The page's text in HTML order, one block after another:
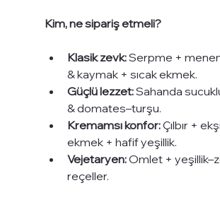
Kim, ne sipariş etmeli?
Klasik zevk: Serpme +
& kaymak + sıcak ekmek.
Güçlü lezzet: Sahanda
& domates–turşu.
Kremamsı konfor: Çılbır +
ekmek + hafif yeşillik.
Vejetaryen: Omlet +
reçeller.